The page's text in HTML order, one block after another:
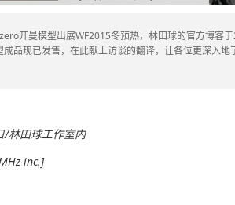
开曼模型出展WF2015冬预热，林田球的官方博客
成品现已发售，在此献上访谈的翻译，让各位更深入
/林田球工作室内
inc.]